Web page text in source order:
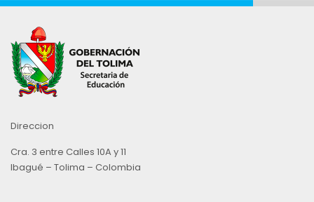
Direccion
Cra. 3 entre Calles 10A y 11
Ibagué – Tolima – Colombia